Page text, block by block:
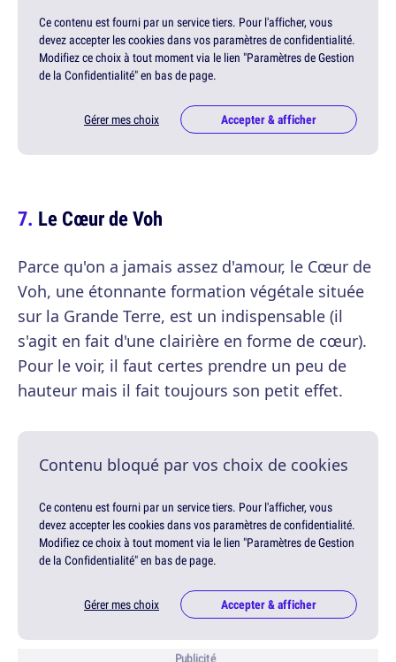
Ce contenu est fourni par un service tiers. Pour l'afficher, vous
devez accepter les cookies dans vos paramètres de confidentialité.
Modifiez ce choix à tout moment via le lien "Paramètres de Gestion
de la Confidentialité" en bas de page.
Gérer mes choix Accepter & afficher
Le Cœur de Voh
Parce qu'on a jamais assez d'amour, le Cœur de
Voh, une étonnante formation végétale située
sur la Grande Terre, est un indispensable (il
s'agit en fait d'une clairière en forme de cœur).
Pour le voir, il faut certes prendre un peu de
hauteur mais il fait toujours son petit effet.
Contenu bloqué par vos choix de cookies
Ce contenu est fourni par un service tiers. Pour l'afficher, vous
devez accepter les cookies dans vos paramètres de confidentialité.
Modifiez ce choix à tout moment via le lien "Paramètres de Gestion
de la Confidentialité" en bas de page.
Gérer mes choix Accepter & afficher